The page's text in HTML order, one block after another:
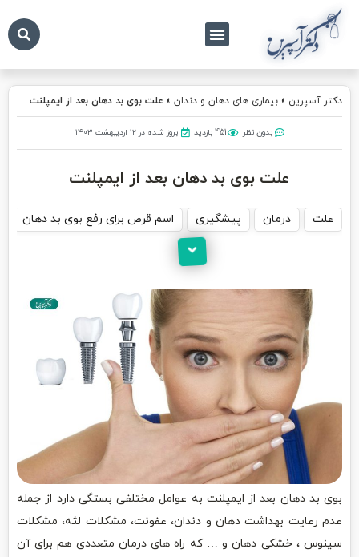
دکتر آسپرین » بیماری های دهان و دندان » علت بوی بد دهان بعد از ایمپلنت
بدون نظر 451 بازدید بروز شده در ۱۲ اردیبهشت ۱۴۰۳
علت بوی بد دهان بعد از ایمپلنت
علت درمان پیشگیری اسم قرص برای رفع بوی بد دهان
بوی بد دهان بعد از ایمپلنت به عوامل مختلفی بستگی دارد از جمله
عدم رعایت بهداشت دهان و دندان، عفونت، مشکلات لثه، مشکلات
سینوس ، خشکی دهان و … که راه های درمان متعددی هم برای آن